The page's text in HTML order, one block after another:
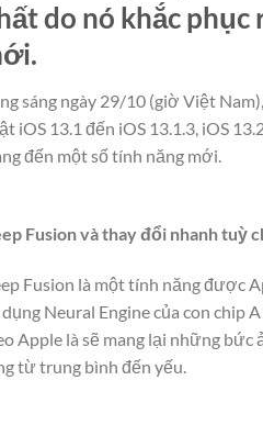
do nó khắc phục
sáng ngày 29/10 (giờ Việt
iOS 13.1 đến iOS 13.1.3, iOS
đến một số tính năng mới.
Fusion và thay đổi nhanh tuỳ
Fusion là một tính năng được
Neural Engine của con chip
Apple là sẽ mang lại những bức
từ trung bình đến yếu.